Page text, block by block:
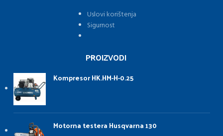
Uslovi korištenja
Sigurnost
PROIZVODI
Kompresor HK.HM-H-0.25
Motorna testera Husqvarna 130